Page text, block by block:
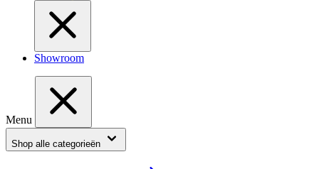
Showroom
Menu
Shop alle categorieën